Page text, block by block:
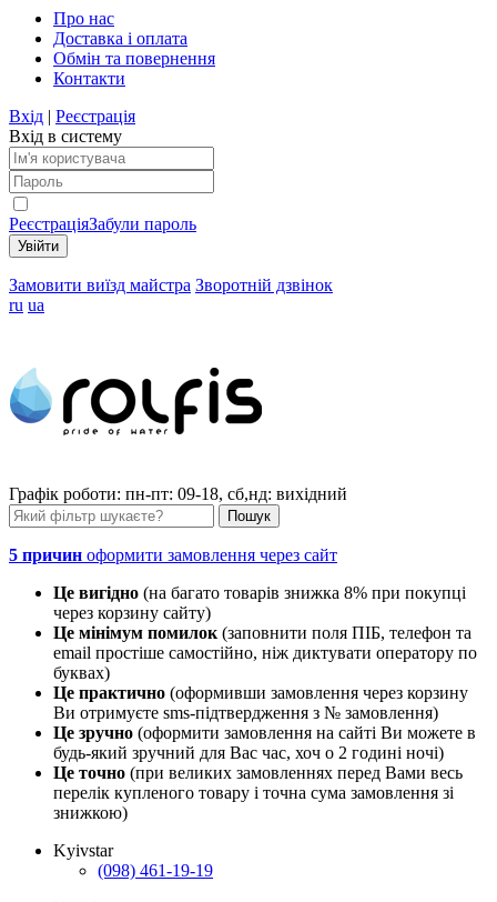
Про нас
Доставка і оплата
Обмін та повернення
Контакти
Вхід | Реєстрація
Вхід в систему
РеєстраціяЗабули пароль
Замовити виїзд майстра Зворотній дзвінок
ru ua
Графік роботи: пн-пт: 09-18, сб,нд: вихідний
5 причин оформити замовлення через сайт
Це вигідно (на багато товарів знижка 8% при покупці
через корзину сайту)
Це мінімум помилок (заповнити поля ПІБ, телефон та
email простіше самостійно, ніж диктувати оператору по
буквах)
Це практично (оформивши замовлення через корзину
Ви отримуєте sms-підтвердження з № замовлення)
Це зручно (оформити замовлення на сайті Ви можете в
будь-який зручний для Вас час, хоч о 2 годині ночі)
Це точно (при великих замовленнях перед Вами весь
перелік купленого товару і точна сума замовлення зі
знижкою)
Kyivstar
(098) 461-19-19